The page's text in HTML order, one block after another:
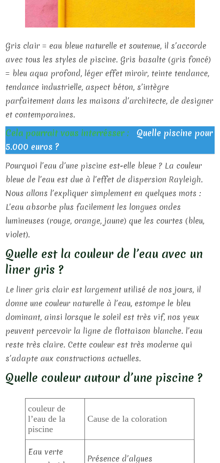
Gris clair = eau bleue naturelle et soutenue, il s’accorde
avec tous les styles de piscine. Gris basalte (gris foncé)
= bleu aqua profond, léger effet miroir, teinte tendance,
tendance industrielle, aspect béton, s’intègre
parfaitement dans les maisons d’architecte, de designer
et contemporaines.
Cela pourrait vous interrésser :
Quelle piscine pour
5.000 euros ?
Pourquoi l’eau d’une piscine est-elle bleue ? La couleur
bleue de l’eau est due à l’effet de dispersion Rayleigh.
Nous allons l’expliquer simplement en quelques mots :
L’eau absorbe plus facilement les longues ondes
lumineuses (rouge, orange, jaune) que les courtes (bleu,
violet).
Quelle est la couleur de l’eau avec un
liner gris ?
Le liner gris clair est largement utilisé de nos jours, il
donne une couleur naturelle à l’eau, estompe le bleu
dominant, ainsi lorsque le soleil est très vif, nos yeux
peuvent percevoir la ligne de flottaison blanche. l’eau
reste très claire. Cette couleur est très moderne qui
s’adapte aux constructions actuelles.
Quelle couleur autour d’une piscine ?
couleur de
l’eau de la
piscine
Cause de la coloration
Eau verte
Présence d’algues